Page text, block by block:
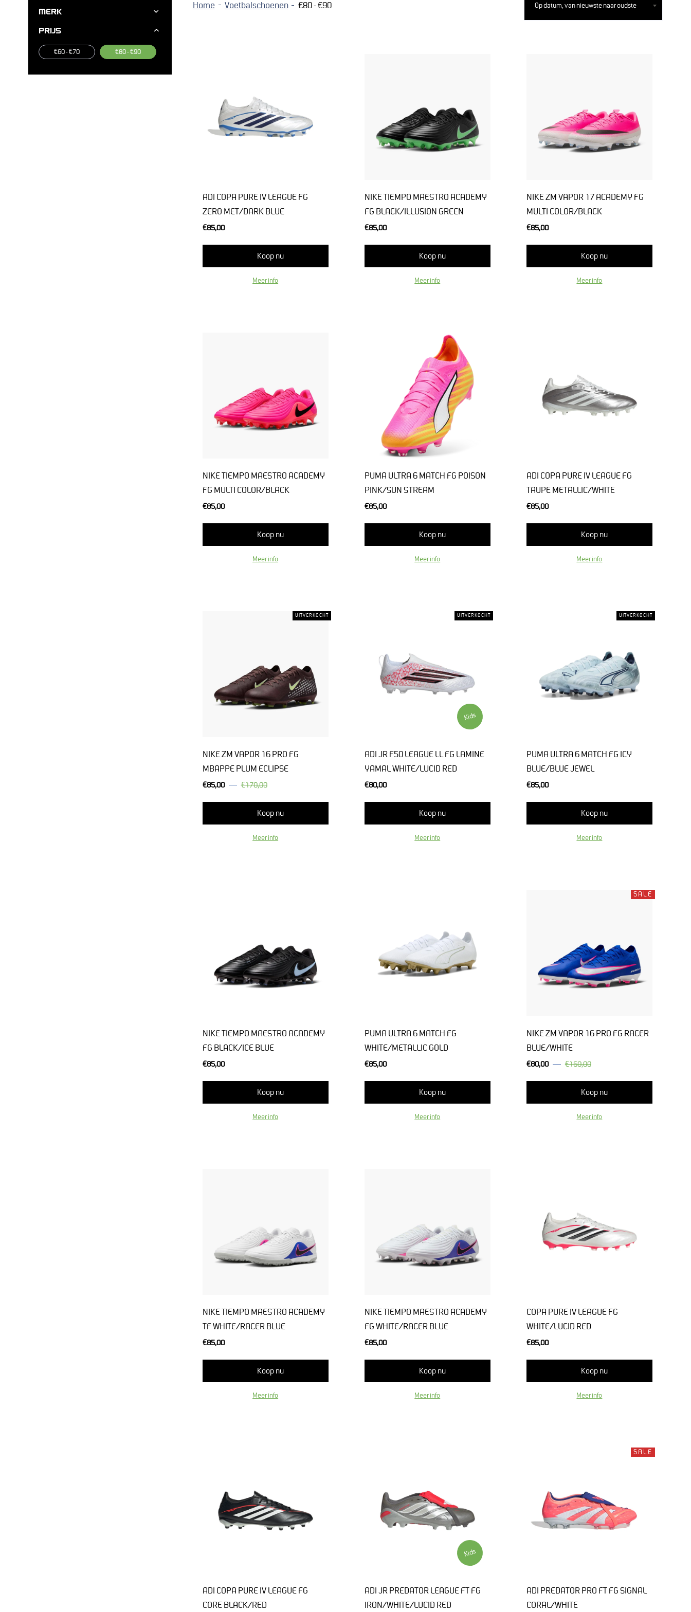
MERK
PRIJS
€60 - €70 €80 - €90
Home Voetbalschoenen €80 - €90
ADI COPA PURE IV LEAGUE FG
ZERO MET/DARK BLUE
€85,00
Koop nu
Meer info
NIKE TIEMPO MAESTRO ACADEMY
FG BLACK/ILLUSION GREEN
€85,00
Koop nu
Meer info
NIKE ZM VAPOR 17 ACADEMY FG
MULTI COLOR/BLACK
€85,00
Koop nu
Meer info
NIKE TIEMPO MAESTRO ACADEMY
FG MULTI COLOR/BLACK
€85,00
Koop nu
Meer info
PUMA ULTRA 6 MATCH FG POISON
PINK/SUN STREAM
€85,00
Koop nu
Meer info
ADI COPA PURE IV LEAGUE FG
TAUPE METALLIC/WHITE
€85,00
Koop nu
Meer info
UITVERKOCHT
NIKE ZM VAPOR 16 PRO FG
MBAPPE PLUM ECLIPSE
€85,00
Normale
prijs
€170,00
Koop nu
Meer info
Kids
UITVERKOCHT
ADI JR F50 LEAGUE LL FG LAMINE
YAMAL WHITE/LUCID RED
€80,00
Koop nu
Meer info
UITVERKOCHT
PUMA ULTRA 6 MATCH FG ICY
BLUE/BLUE JEWEL
€85,00
Koop nu
Meer info
NIKE TIEMPO MAESTRO ACADEMY
FG BLACK/ICE BLUE
€85,00
Koop nu
Meer info
PUMA ULTRA 6 MATCH FG
WHITE/METALLIC GOLD
€85,00
Koop nu
Meer info
SALE
NIKE ZM VAPOR 16 PRO FG RACER
BLUE/WHITE
€80,00
Normale
prijs
€160,00
Koop nu
Meer info
NIKE TIEMPO MAESTRO ACADEMY
TF WHITE/RACER BLUE
€85,00
Koop nu
Meer info
NIKE TIEMPO MAESTRO ACADEMY
FG WHITE/RACER BLUE
€85,00
Koop nu
Meer info
COPA PURE IV LEAGUE FG
WHITE/LUCID RED
€85,00
Koop nu
Meer info
ADI COPA PURE IV LEAGUE FG
CORE BLACK/RED
Kids
ADI JR PREDATOR LEAGUE FT FG
IRON/WHITE/LUCID RED
SALE
ADI PREDATOR PRO FT FG SIGNAL
CORAL/WHITE